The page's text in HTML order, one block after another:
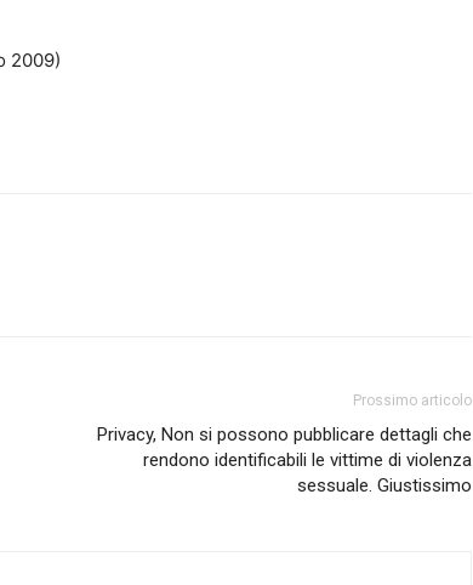
2009)
Prossimo articolo
Privacy, Non si possono pubblicare dettagli che
rendono identificabili le vittime di violenza
sessuale. Giustissimo